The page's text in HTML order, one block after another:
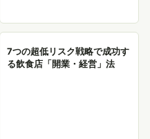
7つの超低リスク戦略で成功す
る飲食店「開業・経営」法